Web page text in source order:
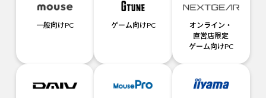
一般向けPC ゲーム向けPC
オンライン・
直営店限定
ゲーム向けPC